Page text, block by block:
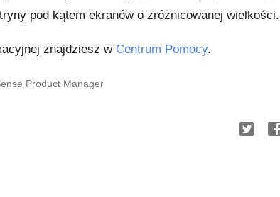
pod kątem ekranów o zróżnicowanej wielkości.
znajdziesz w Centrum Pomocy.
Product Manager